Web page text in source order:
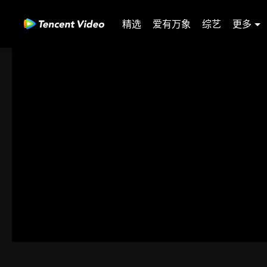
精选 爱有万象 综艺 更多